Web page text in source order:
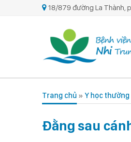
18/879 đường La Thành,
Trang chủ » Y học
Đằng sau